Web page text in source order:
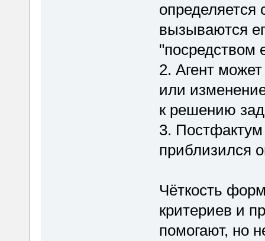
определяется
вызываются
"посредством
2. Агент
или
к решению
3. Постфактум
приблизился
Чёткость
критериев и
помогают, но